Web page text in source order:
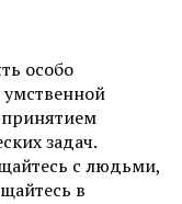
особо
умственной
задач.
с людьми,
в